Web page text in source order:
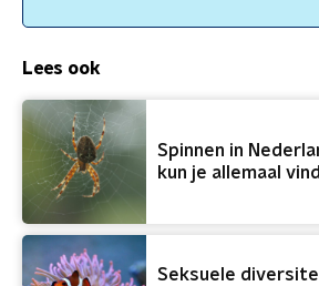
Lees ook
Spinnen in
kun je allemaal
Seksuele